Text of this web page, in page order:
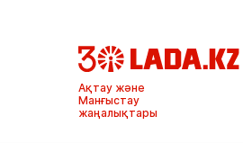
Ақтау және
Манғыстау
жаңалықтары